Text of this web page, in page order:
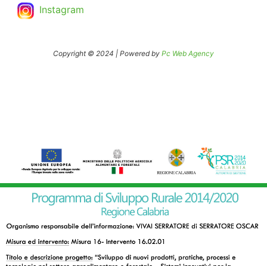
Instagram
Copyright © 2024 | Powered by Pc Web Agency